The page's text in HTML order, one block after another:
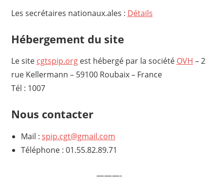
Les secrétaires nationaux.ales : Détails
Hébergement du site
Le site cgtspip.orgest hébergé par la société OVH – 2
rue Kellermann – 59100 Roubaix – France
Tél : 1007
Nous contacter
Mail : spip.cgt@gmail.com
Téléphone : 01.55.82.89.71
———-